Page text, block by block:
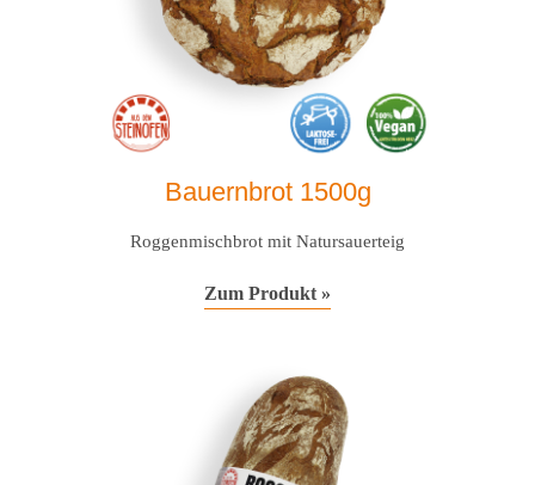
Bauernbrot 1500g
Roggenmischbrot mit Natursauerteig
Zum Produkt »